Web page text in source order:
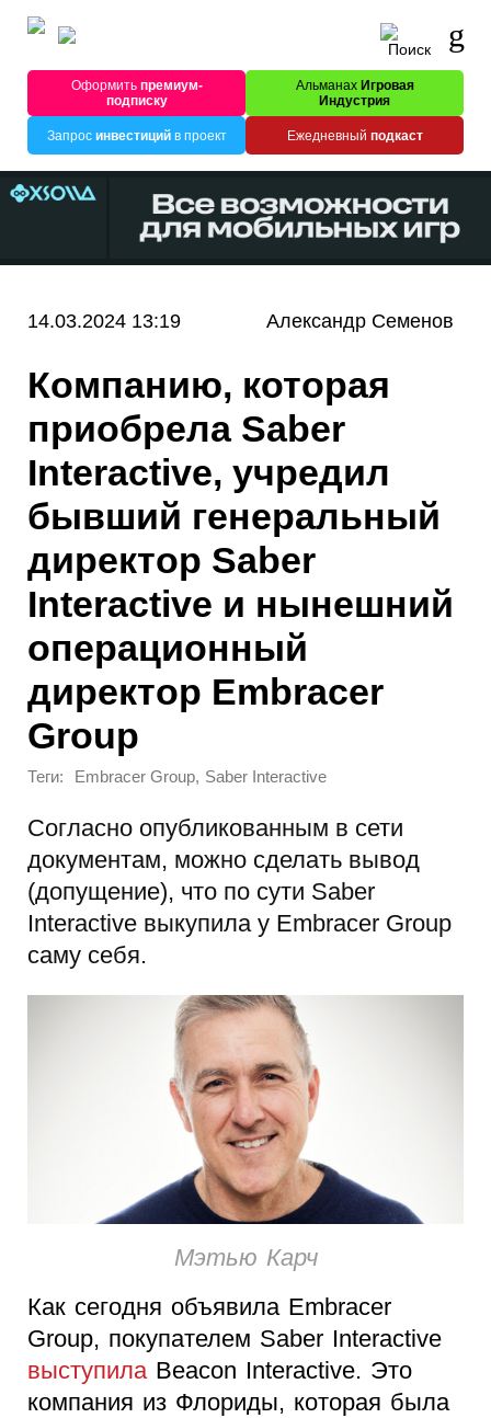
Оформитьпремиум-
подписку
Альманах Игровая
Индустрия
Запрос инвестицийв проект Ежедневный подкаст
14.03.2024 13:19 Александр Семенов
Компанию, которая
приобрела Saber
Interactive, учредил
бывший генеральный
директор Saber
Interactive и нынешний
операционный
директор Embracer
Group
Теги: Embracer Group, Saber Interactive
Согласно опубликованным в сети
документам, можно сделать вывод
(допущение), что по сути Saber
Interactive выкупила у Embracer Group
саму себя.
Мэтью Карч
Как сегодня объявила Embracer
Group, покупателем Saber Interactive
выступилаBeacon Interactive. Это
компания из Флориды, которая была